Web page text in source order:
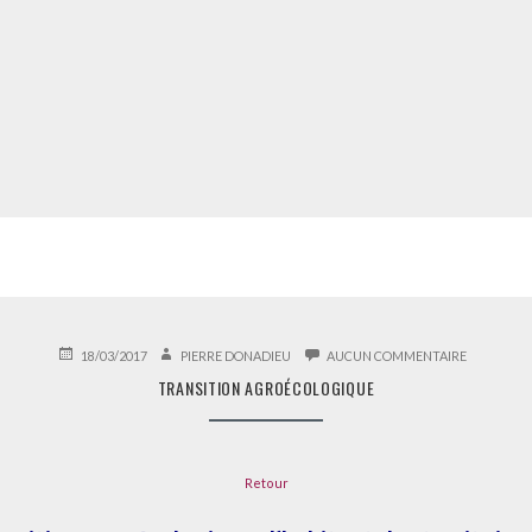
PUBLIÉ18/03/2017 AUTEURPIERRE DONADIEU AUCUN COMMENTAIRESUR
TRANSITION AGROÉCOLOGIQUE
Retour